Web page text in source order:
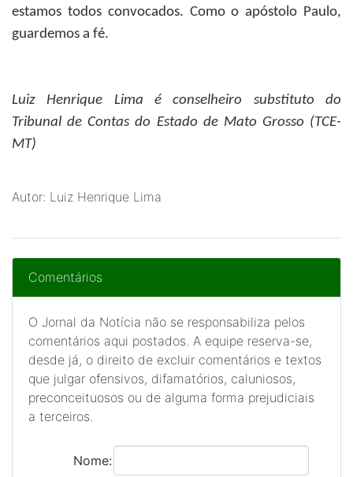
estamos todos convocados. Como o apóstolo Paulo,
guardemos a fé.
Luiz Henrique Lima é conselheiro substituto do
Tribunal de Contas do Estado de Mato Grosso (TCE-
MT)
Autor: Luiz Henrique Lima
Comentários
O Jornal da Notícia não se responsabiliza pelos
comentários aqui postados. A equipe reserva-se,
desde já, o direito de excluir comentários e textos
que julgar ofensivos, difamatórios, caluniosos,
preconceituosos ou de alguma forma prejudiciais
a terceiros.
Nome: